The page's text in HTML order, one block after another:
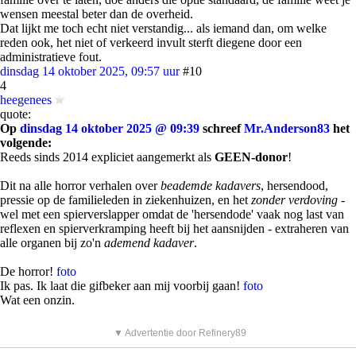
wensen meestal beter dan de overheid.
Dat lijkt me toch echt niet verstandig... als iemand dan, om welke
reden ook, het niet of verkeerd invult sterft diegene door een
administratieve fout.
dinsdag 14 oktober 2025, 09:57 uur #10
4
heegenees
quote:
Op dinsdag 14 oktober 2025 @ 09:39 schreefMr.Anderson83 het
volgende:
Reeds sinds 2014 expliciet aangemerkt als GEEN-donor!
Dit na alle horror verhalen overbeademde kadavers, hersendood,
pressie op de familieleden in ziekenhuizen, en het zonder verdoving -
wel met een spierverslapper omdat de 'hersendode' vaak nog last van
reflexen en spierverkramping heeft bij het aansnijden - extraheren van
alle organen bij zo'n ademend kadaver.
De horror! foto
Ik pas. Ik laat die gifbeker aan mij voorbij gaan! foto
Wat een onzin.
▼ Advertentie door Refinery89